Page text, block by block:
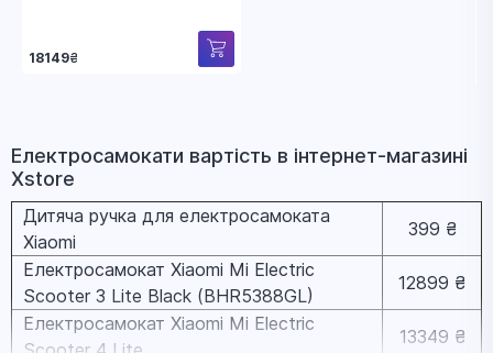
18149₴
Електросамокати вapтіcть в інтернет-магазині
Xstore
Дитяча ручка для електросамоката
Xiaomi
399 ₴
Електросамокат Xiaomi Mi Electric
Scooter 3 Lite Black (BHR5388GL)
12899 ₴
Електросамокат Xiaomi Mi Electric
13349 ₴